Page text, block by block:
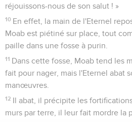
réjouissons-nous de son salut ! »
10 En effet, la main de l'Eternel
Moab est piétiné sur place, tout
paille dans une fosse à purin.
11 Dans cette fosse, Moab tend les
fait pour nager, mais l'Eternel abat
manœuvres.
12 Il abat, il précipite les
murs par terre, il leur fait mordre la